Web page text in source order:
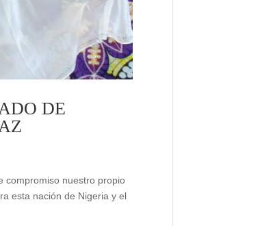
DE
compromiso nuestro propio
esta nación de Nigeria y el